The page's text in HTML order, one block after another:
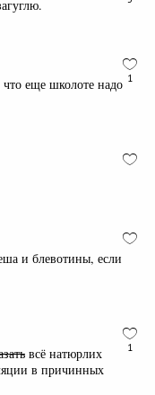
1
еще школоте надо
и блевотины, если
1
всё натюрлих
в причинных